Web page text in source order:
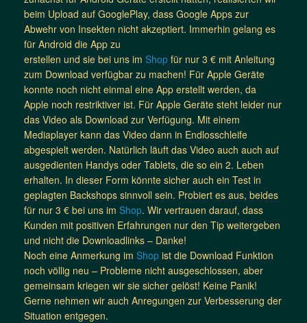
beim Upload auf GooglePlay, dass Google Apps zur
Abwehr von Insekten nicht akzeptiert. Immerhin gelang es
für Android die App zu
erstellen und sie bei uns im Shop für nur 3 € mit Anleitung
zum Download verfügbar zu machen! Für Apple Geräte
konnte noch nicht einmal eine App erstellt werden, da
Apple noch restriktiver ist. Für Apple Geräte steht leider nur
das Video als Download zur Verfügung. Mit einem
Mediaplayer kann das Video dann in Endlosschleife
abgespielt werden. Natürlich läuft das Video auch auch auf
ausgedienten Handys oder Tablets, die so ein 2. Leben
erhalten. In dieser Form könnte sicher auch ein Test in
geplagten Backshops sinnvoll sein. Probiert es aus, beides
für nur 3 € bei uns im Shop. Wir vertrauen darauf, dass
Kunden mit positiven Erfahrungen nur den Tip weitergeben
und nicht die Downloadlinks – Danke!
Noch eine Anmerkung im Shop ist die Download Funktion
noch völlig neu – Probleme nicht ausgeschlossen, aber
gemeinsam kriegen wir sie sicher gelöst! Keine Panik!
Gerne nehmen wir auch Anregungen zur Verbesserung der
Situation entgegen.